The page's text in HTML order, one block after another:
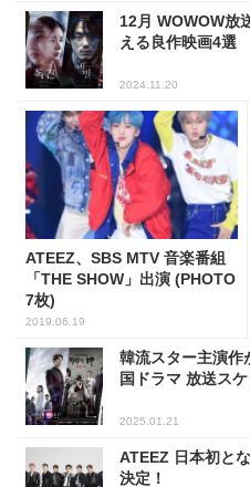
12月 WOWOW放
える良作映画4選
2024.11.20
ATEEZ、SBS MTV 音楽番組
「THE SHOW」出演 (PHOTO
7枚)
2019.06.19
韓流スター主演作
国ドラマ 放送ス
2025.01.21
ATEEZ 日本初と
決定！